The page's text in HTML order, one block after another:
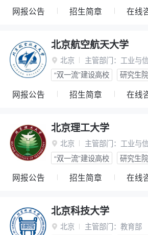
网报公告 招生简章 在线
北京航空航天大学
 北京 主管部门： 工业与
“双一流”建设高校
研究生院
网报公告 招生简章 在线
北京理工大学
 北京 主管部门： 工业与
“双一流”建设高校
研究生院
网报公告 招生简章 在线
北京科技大学
 北京 主管部门： 教育部